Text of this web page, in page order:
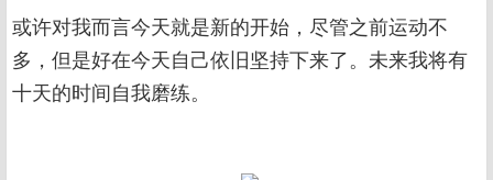
或许对我而言今天就是新的开始，尽管之前运动不
多，但是好在今天自己依旧坚持下来了。未来我将有
十天的时间自我磨练。